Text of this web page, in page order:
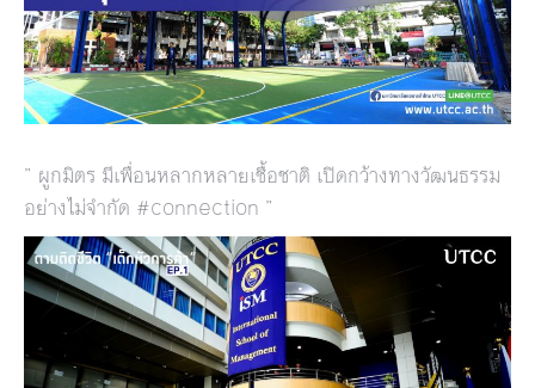
” ผูกมิตร มีเพื่อนหลากหลายเชื้อชาติ เปิดกว้างทางวัฒนธรรม
อย่างไม่จำกัด #connection ”